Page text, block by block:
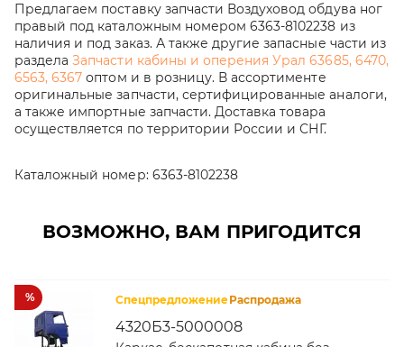
Предлагаем поставку запчасти Воздуховод обдува ног
правый под каталожным номером 6363-8102238 из
наличия и под заказ. А также другие запасные части из
разделаЗапчасти кабины и оперения Урал 63685, 6470,
6563, 6367 оптом и в розницу. В ассортименте
оригинальные запчасти, сертифицированные аналоги,
а также импортные запчасти. Доставка товара
осуществляется по территории России и СНГ.
Каталожный номер: 6363-8102238
ВОЗМОЖНО, ВАМ ПРИГОДИТСЯ
% СпецпредложениеРаспродажа
4320Б3-5000008